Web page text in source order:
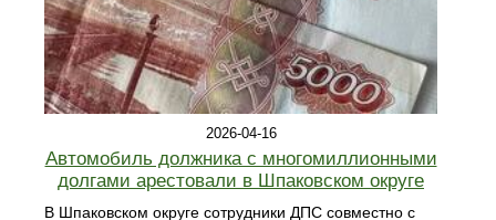
2026-04-16
Автомобиль должника с многомиллионными
долгами арестовали в Шпаковском округе
В Шпаковском округе сотрудники ДПС совместно с